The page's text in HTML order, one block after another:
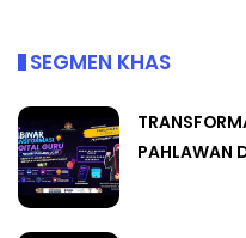
SEGMEN KHAS
PAHLAWAN